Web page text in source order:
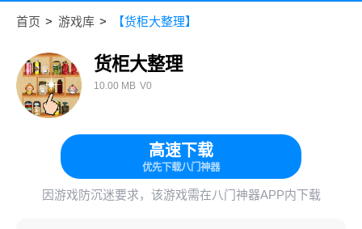
首页 > 游戏库 > 【货柜大整理】
货柜大整理
10.00 MB V0
高速下载
优先下载八门神器
因游戏防沉迷要求，该游戏需在八门神器APP内下载